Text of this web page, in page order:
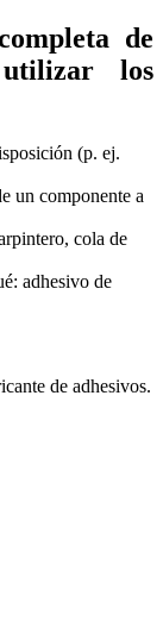
de
los
(p. ej.
un componente a
cola de
adhesivo de
de adhesivos.